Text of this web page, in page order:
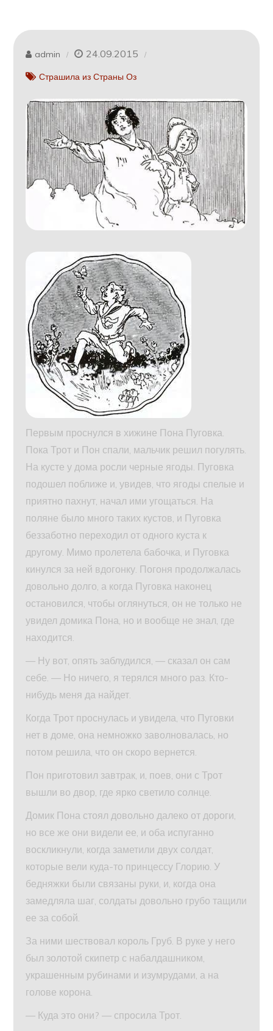
admin 24.09.2015
Страшила из Страны Оз
Первым проснулся в хижине Пона Пуговка.
Пока Трот и Пон спали, мальчик решил погулять.
На кусте у дома росли черные ягоды. Пуговка
подошел поближе и, увидев, что ягоды спелые и
приятно пахнут, начал ими угощаться. На
поляне было много таких кустов, и Пуговка
беззаботно переходил от одного куста к
другому. Мимо пролетела бабочка, и Пуговка
кинулся за ней вдогонку. Погоня продолжалась
довольно долго, а когда Пуговка наконец
остановился, чтобы оглянуться, он не только не
увидел домика Пона, но и вообще не знал, где
находится.
— Ну вот, опять заблудился, — сказал он сам
себе. — Но ничего, я терялся много раз. Кто-
нибудь меня да найдет.
Когда Трот проснулась и увидела, что Пуговки
нет в доме, она немножко заволновалась, но
потом решила, что он скоро вернется.
Пон приготовил завтрак, и, поев, они с Трот
вышли во двор, где ярко светило солнце.
Домик Пона стоял довольно далеко от дороги,
но все же они видели ее, и оба испуганно
воскликнули, когда заметили двух солдат,
которые вели куда-то принцессу Глорию. У
бедняжки были связаны руки, и, когда она
замедляла шаг, солдаты довольно грубо тащили
ее за собой.
За ними шествовал король Груб. В руке у него
был золотой скипетр с набалдашником,
украшенным рубинами и изумрудами, а на
голове корона.
— Куда это они? — спросила Трот.